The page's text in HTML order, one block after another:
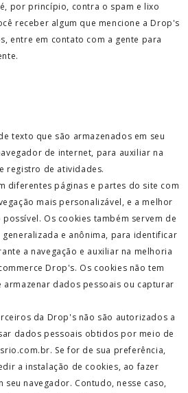
por princípio, contra o spam e lixo
receber algum que mencione a Drop's
entre em contato com a gente para
texto que são armazenados em seu
de internet, para auxiliar na
registro de atividades.
diferentes páginas e partes do site com
mais personalizável, e a melhor
Os cookies também servem de
e anônima, para identificar
a navegação e auxiliar na melhoria
Drop's. Os cookies não tem
dados pessoais ou capturar
da Drop's não são autorizados a
dados pessoais obtidos por meio de
Se for de sua preferência,
a instalação de cookies, ao fazer
seu navegador. Contudo, nesse caso,